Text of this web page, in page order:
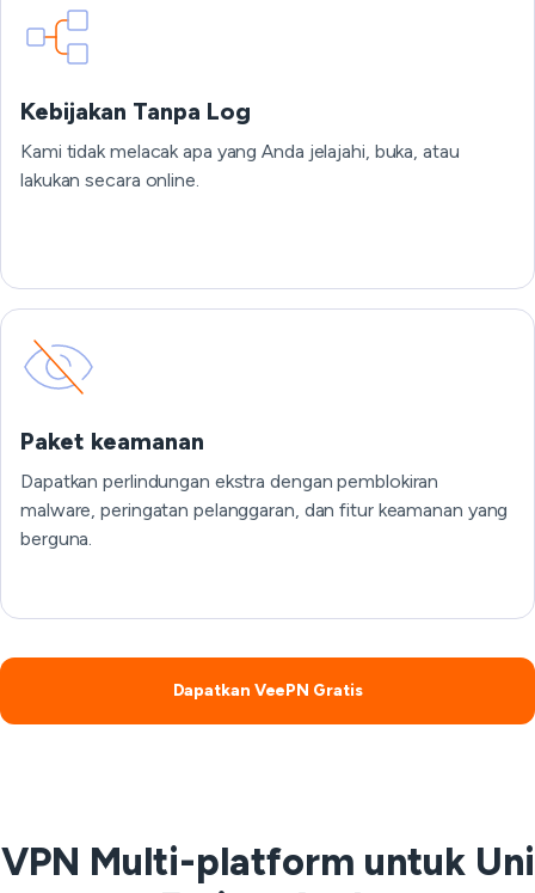
Kebijakan Tanpa Log
Kami tidak melacak apa yang Anda jelajahi, buka, atau
lakukan secara online.
Paket keamanan
Dapatkan perlindungan ekstra dengan pemblokiran
malware, peringatan pelanggaran, dan fitur keamanan yang
berguna.
Dapatkan VeePN Gratis
VPN Multi-platform untuk Uni